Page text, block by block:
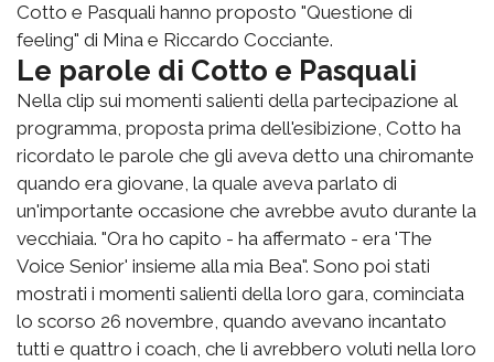
Cotto e Pasquali hanno proposto "Questione di
feeling" di Mina e Riccardo Cocciante.
Le parole di Cotto e Pasquali
Nella clip sui momenti salienti della partecipazione al
programma, proposta prima dell'esibizione, Cotto ha
ricordato le parole che gli aveva detto una chiromante
quando era giovane, la quale aveva parlato di
un'importante occasione che avrebbe avuto durante la
vecchiaia. "Ora ho capito - ha affermato - era 'The
Voice Senior' insieme alla mia Bea". Sono poi stati
mostrati i momenti salienti della loro gara, cominciata
lo scorso 26 novembre, quando avevano incantato
tutti e quattro i coach, che li avrebbero voluti nella loro